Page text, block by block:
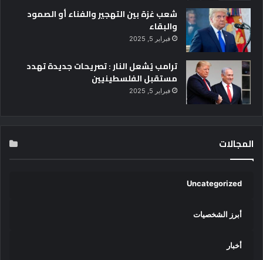
شعب غزة بين التهجير والفناء أو الصمود
والبقاء
فبراير 5, 2025
ترامب يُشعل النار : تصريحات جديدة تهدد
مستقبل الفلسطينيين
فبراير 5, 2025
المجالات
Uncategorized
أبرز الشخصيات
أخبار